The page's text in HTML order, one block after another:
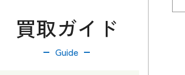
買取ガイド
Guide